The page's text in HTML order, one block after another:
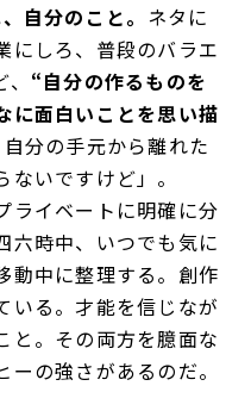
自分のこと。 ネタに
にしろ、普段のバラエ
“自分の作るものを
に面白いことを思い描
分の手元から離れた
いですけど」。
ライベートに明確に分
六時中、いつでも気に
動中に整理する。創作
いる。才能を信じなが
と。その両方を臆面な
の強さがあるのだ。